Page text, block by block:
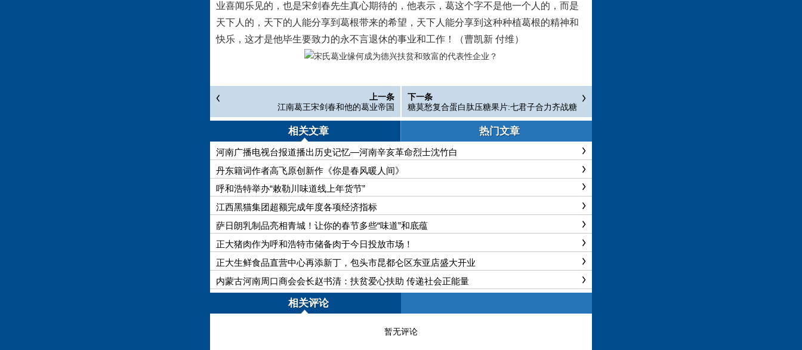
业喜闻乐见的，也是宋剑春先生真心期待的，他表示，葛这个字不是他一个人的，而是
天下人的，天下的人能分享到葛根带来的希望，天下人能分享到这种种植葛根的精神和
快乐，这才是他毕生要致力的永不言退休的事业和工作！（曹凯新 付维）
上一条
江南葛王宋剑春和他的葛业帝国
下一条
糖莫愁复合蛋白肽压糖果片:七君子合力齐战糖
尿病
相关文章 热门文章
河南广播电视台报道播出历史记忆—河南辛亥革命烈士沈竹白
丹东籍词作者高飞原创新作《你是春风暖人间》
呼和浩特举办“敕勒川味道线上年货节”
江西黑猫集团超额完成年度各项经济指标
萨日朗乳制品亮相青城！让你的春节多些“味道”和底蕴
正大猪肉作为呼和浩特市储备肉于今日投放市场！
正大生鲜食品直营中心再添新丁，包头市昆都仑区东亚店盛大开业
内蒙古河南周口商会会长赵书清：扶贫爱心扶助 传递社会正能量
相关评论
暂无评论